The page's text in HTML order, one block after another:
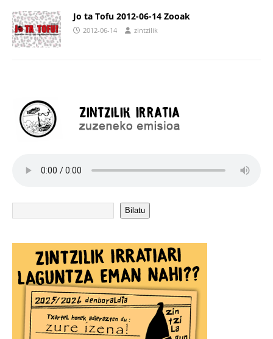
Jo ta Tofu 2012-06-14 Zooak
2012-06-14 zintzilik
Bilatu